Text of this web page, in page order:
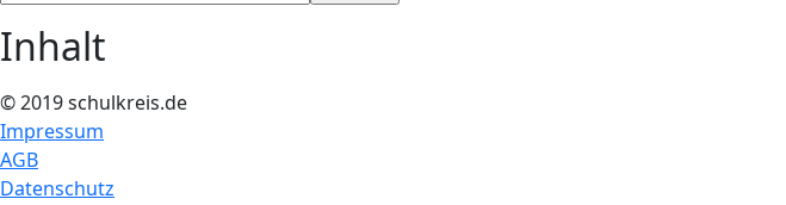
Inhalt
© 2019 schulkreis.de
Impressum
AGB
Datenschutz